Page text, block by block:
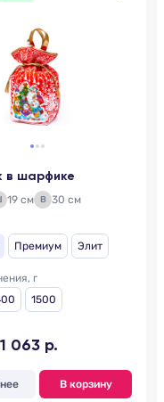
в шарфике
19 см В 30 см
Премиум Элит
г
1500
1 063 р.
В корзину